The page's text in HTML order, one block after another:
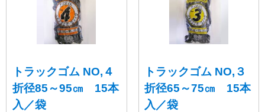
トラックゴム NO,４
折径85～95㎝ 15本
入／袋
トラックゴム NO,３
折径65～75㎝ 15本
入／袋